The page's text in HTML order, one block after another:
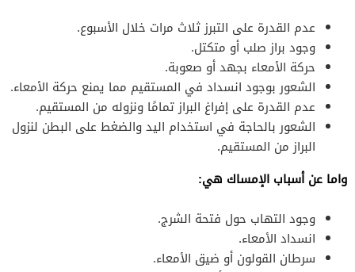
عدم القدرة على التبرز ثلاث مرات خلال الأسبوع.
وجود براز صلب أو متكتل.
حركة الأمعاء بجهد أو صعوبة.
الشعور بوجود انسداد في المستقيم مما يمنع حركة الأمعاء.
عدم القدرة على إفراغ البراز تمامًا ونزوله من المستقيم.
الشعور بالحاجة في استخدام اليد والضغط على البطن لنزول
البراز من المستقيم.
واما عن أسباب الإمساك هي:
وجود التهاب حول فتحة الشرج.
انسداد الأمعاء.
سرطان القولون أو ضيق الأمعاء.